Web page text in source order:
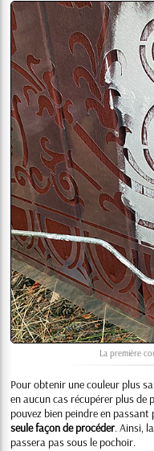
La première
Pour obtenir une couleur plus
en aucun cas récupérer plus de
pouvez bien peindre en
seule façon de procéder. Ainsi,
passera pas sous le pochoir.